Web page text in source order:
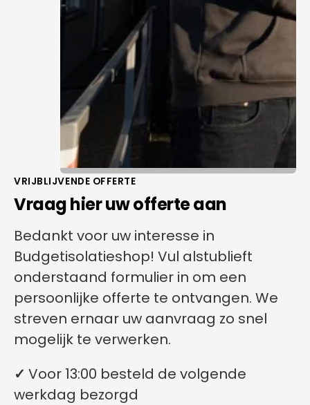
VRIJBLIJVENDE OFFERTE
Vraag hier uw offerte aan
Bedankt voor uw interesse in
Budgetisolatieshop! Vul alstublieft
onderstaand formulier in om een
persoonlijke offerte te ontvangen. We
streven ernaar uw aanvraag zo snel
mogelijk te verwerken.
✓ Voor 13:00 besteld de volgende
werkdag bezorgd